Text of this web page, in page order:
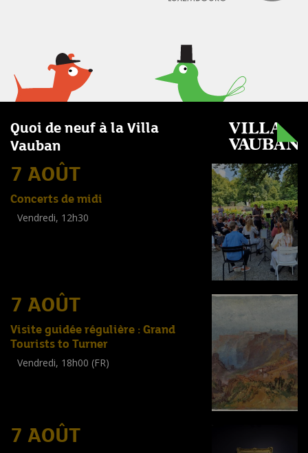
Quoi de neuf à la Villa
Vauban
7 AOÛT
Concerts de midi
Vendredi, 12h30
7 AOÛT
Visite guidée régulière : Grand
Tourists to Turner
Vendredi, 18h00 (FR)
7 AOÛT